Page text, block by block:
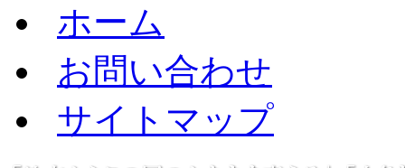
ホーム
お問い合わせ
サイトマップ